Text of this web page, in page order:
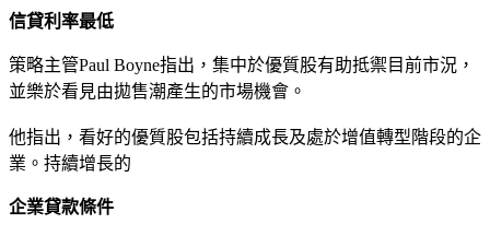
信貸利率最低
策略主管Paul Boyne指出，集中於優質股有助抵禦目前市況，
並樂於看見由拋售潮產生的市場機會。
他指出，看好的優質股包括持續成長及處於增值轉型階段的企
業。持續增長的
企業貸款條件